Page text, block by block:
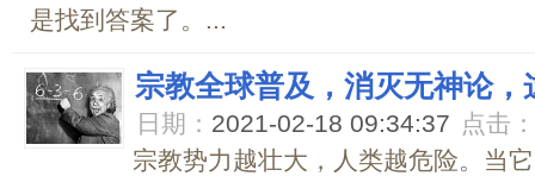
是找到答案了。...
宗教全球普及，消灭无神论
日期： 2021-02-18 09:34:37 点击：
宗教势力越壮大，人类越危险。当